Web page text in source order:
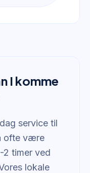
I komme
service til
ofte være
2 timer ved
lokale